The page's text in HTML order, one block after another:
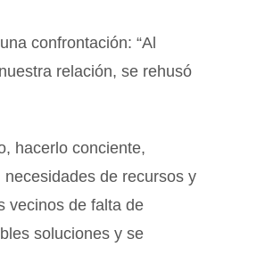
confrontación: “Al
relación, se rehusó
hacerlo conciente,
de recursos y
vecinos de falta de
soluciones y se